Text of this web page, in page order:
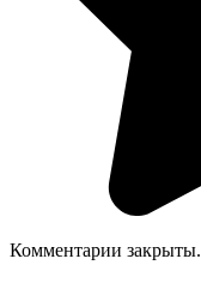
Комментарии закрыты.